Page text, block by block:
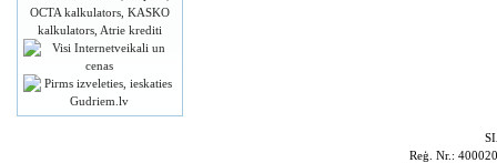
Reģ. Nr.: